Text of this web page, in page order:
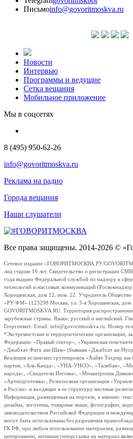
Письмоinfo@govoritmoskva.ru
Новости
Интервью
Программы и ведущие
Сетка вещания
Мобильное приложение
Мы в соцсетях
8 (495) 950-62-26
info@govoritmoskva.ru
Реклама на радио
Города вещания
Наши слушатели
Все права защищены. 2014-2026 ©
Сетевое издание «ГОВОРИТМОСКВА.РУ/
лиц старше 16 лет. Свидетельство о регистрации
года выдано Федеральной службой по надзору в
технологий и массовых коммуникаций
Хорошевская, дом 12, пом. 22. Учредитель Общество
«РУ ФМ» (123298 Москва, ул. 3-я Хорошевская, дом
GOVORITMOSKVA.RU. Территория
зарубежные страны. Языки: русский и английский.
Георгиевич. Email: info@govoritmoskva.ru. Номер
*Экстремистские и террористические организации,
Федерации: «Правый сектор», «Украинская
«Джабхат Фатх аш-Шам» (бывшая «Джабхат ан-
Коалиция исламских группировок «Хайят Тахрир
партия, «Аль-Каида», «УНА-УНСО», «Талибан»,
народа», «Свидетели Иеговы», «Мизантропик
«Артподготовка», Религиозная организация
в России» и входящие в ее структуру местные
Информация, размещенная на портале, а именно:
дизайна, логотипы, товарные знаки, фотографии,
законодательством Российской Федерации и
могут быть использованы без разрешения
ГК РФ, при любом использовании материалов,
цитировании, активная гиперссылка на материал